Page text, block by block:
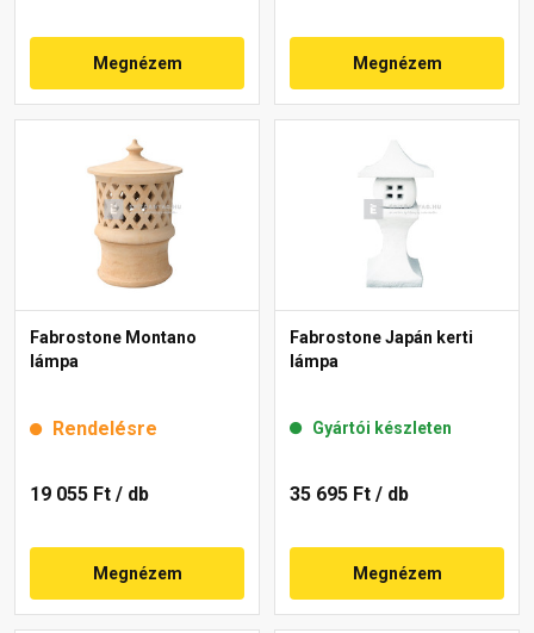
Megnézem Megnézem
Fabrostone Montano
lámpa
Rendelésre
19 055 Ft / db
Megnézem
Fabrostone Japán kerti
lámpa
Gyártói készleten
35 695 Ft / db
Megnézem